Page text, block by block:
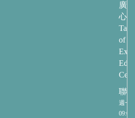
廣
心
of
聯
週一
09:00-